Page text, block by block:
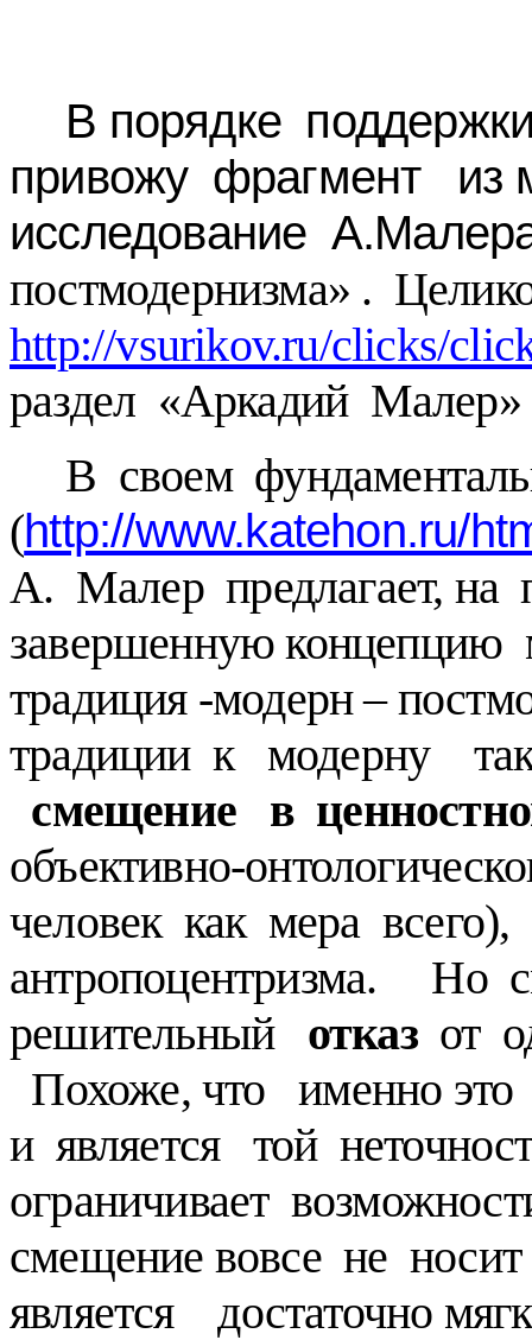
В порядке
привожу фрагмент
исследование
постмодернизма» .
http://vsurikov.ru/clicks/
раздел «Аркадий Малер»
В своем
(http://www.katehon.ru/
А. Малер предлагает,
завершенную концепцию
традиция -модерн –
традиции к модерну
смещение в
объективно-
человек как мера
антропоцентризма. Но
решительный отказ от
Похоже, что именно это
и является той
ограничивает
смещение вовсе не
является достаточно